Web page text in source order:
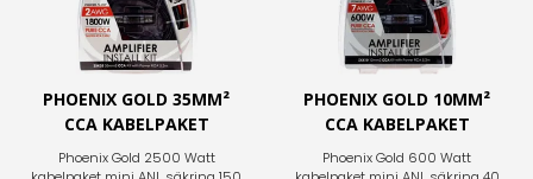
PHOENIX GOLD 35MM²
CCA KABELPAKET
Phoenix Gold 2500 Watt
PHOENIX GOLD 10MM²
CCA KABELPAKET
Phoenix Gold 600 Watt